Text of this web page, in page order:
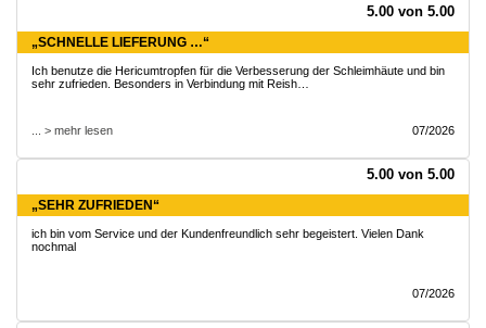
5.00 von 5.00
„SCHNELLE LIEFERUNG …“
Ich benutze die Hericumtropfen für die Verbesserung der Schleimhäute und bin
sehr zufrieden. Besonders in Verbindung mit Reish…
... > mehr lesen 07/2026
5.00 von 5.00
„SEHR ZUFRIEDEN“
ich bin vom Service und der Kundenfreundlich sehr begeistert. Vielen Dank
nochmal
07/2026